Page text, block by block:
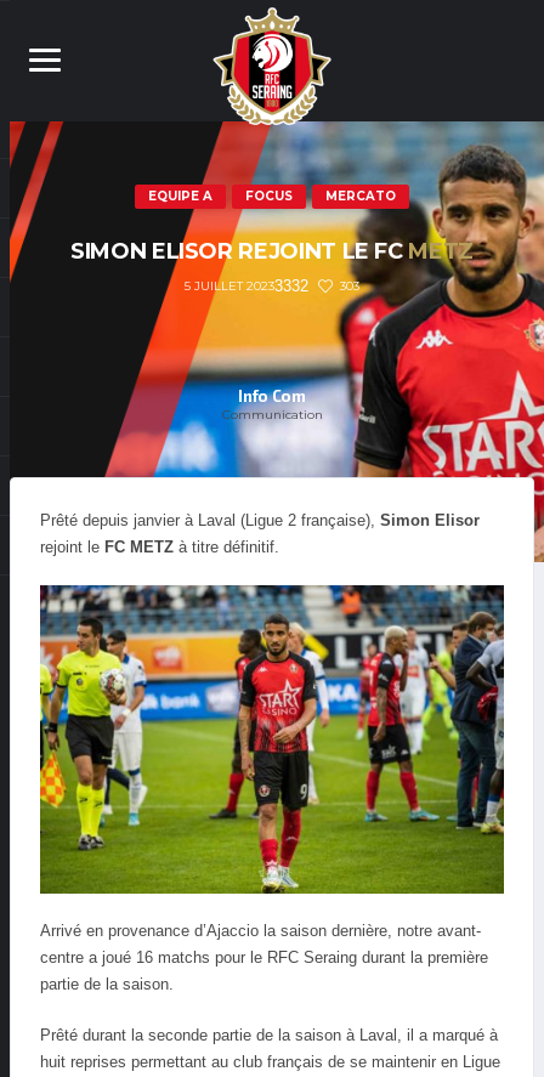
EQUIPE A FOCUS MERCATO
SIMON ELISOR REJOINT LE FC METZ
5 JUILLET 20233332 303
Info Com
Communication
Prêté depuis janvier à Laval (Ligue 2 française), Simon Elisor
rejoint le FC METZ à titre définitif.
Arrivé en provenance d’Ajaccio la saison dernière, notre avant-
centre a joué 16 matchs pour le RFC Seraing durant la première
partie de la saison.
Prêté durant la seconde partie de la saison à Laval, il a marqué à
huit reprises permettant au club français de se maintenir en Ligue